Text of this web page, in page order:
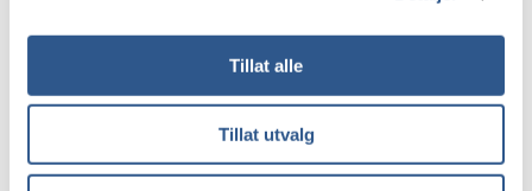
Tillat alle
Tillat utvalg